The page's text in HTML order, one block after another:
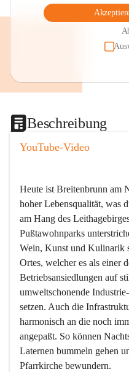
Beschreibung
YouTube-Video
Heute ist Breitenbrunn am
hoher Lebensqualität, was
am Hang des
Pußtawohnparks
Wein, Kunst und Kulinarik
Ortes, welcher es als einer
Betriebsansiedlungen auf
umweltschonende
setzen. Auch die
harmonisch an die noch
angepaßt. So können
Laternen bummeln gehen
Pfarrkirche bewundern.